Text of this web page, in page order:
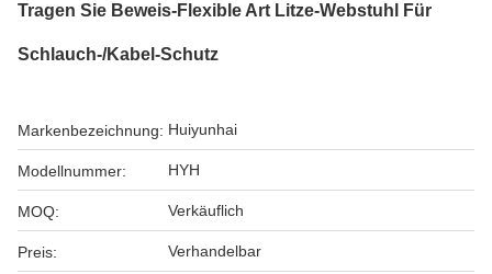
Tragen Sie Beweis-Flexible Art Litze-Webstuhl Für
Schlauch-/Kabel-Schutz
Markenbezeichnung: Huiyunhai
Modellnummer: HYH
MOQ: Verkäuflich
Preis: Verhandelbar